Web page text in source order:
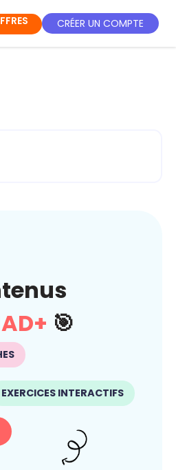
CRÉER UN COMPTE
🎯
EXERCICES INTERACTIFS